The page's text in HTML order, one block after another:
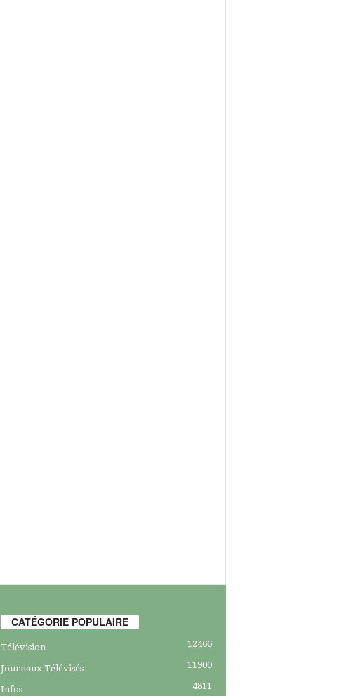
CATÉGORIE POPULAIRE
Télévision 12466
Journaux Télévisés 11900
Infos 4811